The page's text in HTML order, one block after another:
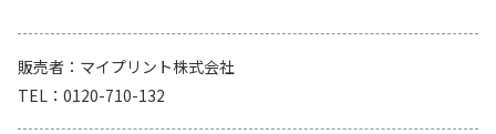
販売者
マイプリント株式会社
TEL
0120-710-132